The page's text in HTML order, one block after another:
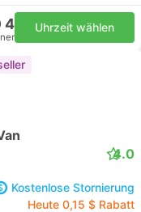
4 Uhrzeit wählen
4.0
Kostenlose Stornierung
Heute 0,15 $ Rabatt